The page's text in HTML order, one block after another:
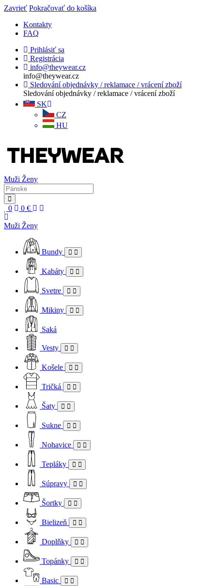
Zavrieť Pokračovať do košíka
Kontakty
FAQ
Prihlásiť sa
Registrácia
info@theywear.cz
info@theywear.cz
Sledování objednávky / reklamace / vrácení zboží
Sledování objednávky / reklamace / vrácení zboží
SK
CZ
HU
Muži Ženy
0 0 €
Muži Ženy
Bundy
Kabáty
Svetre
Mikiny
Saká
Vesty
Košele
Tričká
Šaty
Sukne
Nohavice
Tepláky
Súpravy
Šortky
Bielizeň
Doplňky
Topánky
Basic